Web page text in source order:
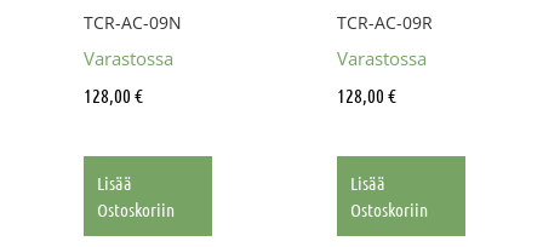
TCR-AC-09N
Varastossa
128,00 €
Lisää
Ostoskoriin
TCR-AC-09R
Varastossa
128,00 €
Lisää
Ostoskoriin